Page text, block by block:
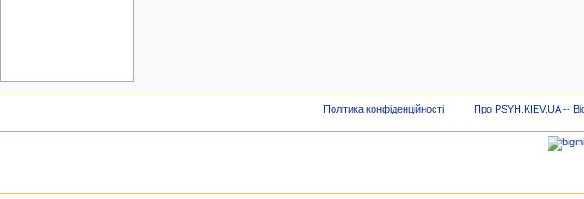
Політика конфіденційності Про PSYH.KIEV.UA --